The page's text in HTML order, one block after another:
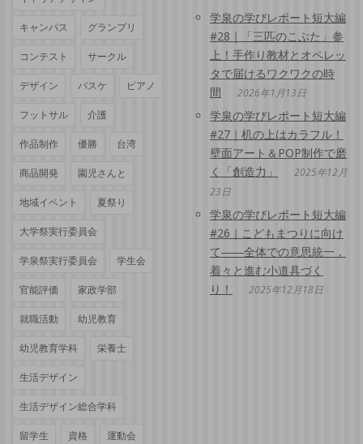
キャンパス グランプリ
コンテスト サークル
デザイン バスケ ピアノ
フットサル 介護
作品制作 優勝 台湾
商品開発 園児さんと
地域イベント 夏祭り
大学祭実行委員会
学泉祭実行委員会 学生会
官能評価 家政学部
就職活動 幼児教育
幼児教育学科 栄養士
生活デザイン
生活デザイン総合学科
留学生 資格 運動会
学泉の学びレポート短大編
#28｜「三匹のこぶた」参
上！手作り教材とオペレッ
タで届けるワクワクの時
間
2026年1月13日
学泉の学びレポート短大編
#27｜机の上はカラフル！
壁面アート＆POP制作で磨
く「創造力」
2025年12月
23日
学泉の学びレポート短大編
#26｜こどもまつりに向け
て――全体での意思統一，
着々と進む小道具づく
り！
2025年12月18日